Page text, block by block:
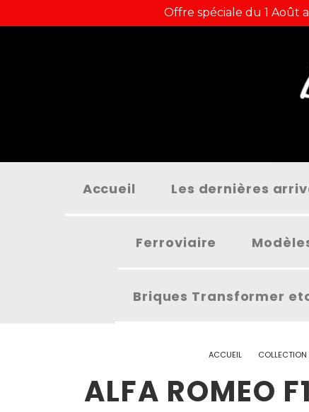
Offre spéciale du 1 Août
Accueil Les dernières
Ferroviaire
Briques Transformer
ACCUEIL
ALFA ROMEO